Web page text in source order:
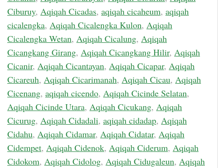
Ciburuy, Aqiqah Cicadas, aqiqah cicaheum, aqiqah
cicalengka, Aqiqah Cicalengka Kulon, Aqiqah
Cicalengka Wetan, Aqiqah Cicalung, Aqiqah
Cicangkang Girang, Aqiqah Cicangkang Hilir, Aqiqah
Cicanir, Aqiqah Cicantayan, Aqiqah Cicapar, Aqiqah
Cicareuh, Aqiqah Cicarimanah, Aqiqah Cicau, Aqiqah
Cicenang, aqiqah cicendo, Aqiqah Cicinde Selatan,
Aqiqah Cicinde Utara, Aqiqah Cicukang, Aqiqah
Cicurug, Aqiqah Cidadali, aqiqah cidadap, Aqiqah
Cidahu, Aqiqah Cidamar, Aqiqah Cidatar, Aqiqah
Cidempet, Aqiqah Cidenok, Aqiqah Ciderum, Aqiqah
Cidokom, Aqiqah Cidolog, Aqiqah Cidugaleun, Aqiqah